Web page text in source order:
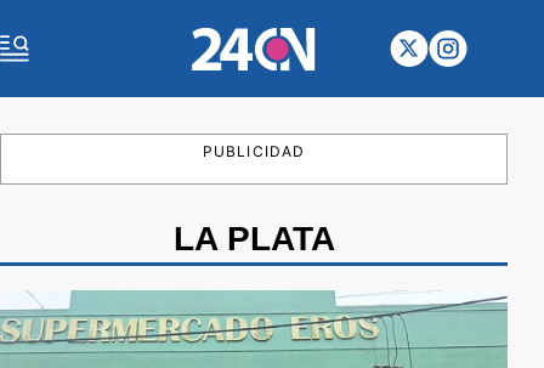
PUBLICIDAD
LA PLATA